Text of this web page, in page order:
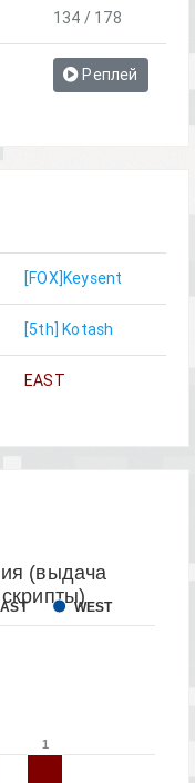
134 / 178
Реплей
[FOX]Keysent
[5th] Kotash
EAST
(выдача
1
1
WEST